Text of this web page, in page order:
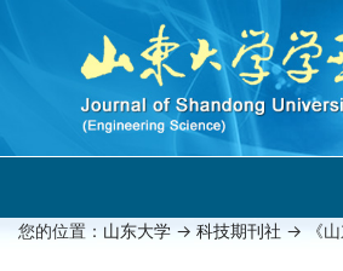
您的位置： 山东大学 -> 科技期刊社 -> 《